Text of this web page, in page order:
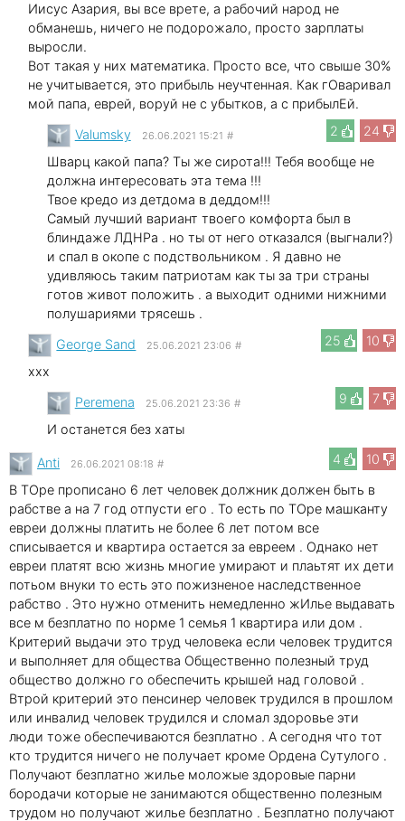
Иисус Азария, вы все врете, а рабочий народ не
обманешь, ничего не подорожало, просто зарплаты
выросли.
Вот такая у них математика. Просто все, что свыше 30%
не учитывается, это прибыль неучтенная. Как гОваривал
мой папа, еврей, воруй не с убытков, а с прибылЕй.
2
24
Valumsky 26.06.2021 15:21 #
Шварц какой папа? Ты же сирота!!! Тебя вообще не
должна интересовать эта тема !!!
Твое кредо из детдома в деддом!!!
Самый лучший вариант твоего комфорта был в
блиндаже ЛДНРа . но ты от него отказался (выгнали?)
и спал в окопе с подствольником . Я давно не
удивляюсь таким патриотам как ты за три страны
готов живот положить . а выходит одними нижними
полушариями трясешь .
25
10
George Sand 25.06.2021 23:06 #
xxx
9
7
Peremena 25.06.2021 23:36 #
И останется без хаты
4
10
Anti 26.06.2021 08:18 #
В ТОре прописано 6 лет человек должник должен быть в
рабстве а на 7 год отпусти его . То есть по ТОре машканту
евреи должны платить не более 6 лет потом все
списывается и квартира остается за евреем . Однако нет
евреи платят всю жизнь многие умирают и плаьтят их дети
потьом внуки то есть это пожизненое наследственное
рабство . Это нужно отменить немедленно жИлье выдавать
все м безплатно по норме 1 семья 1 квартира или дом .
Критерий выдачи это труд человека если человек трудится
и выполняет для общества Общественно полезный труд
общество должно го обеспечить крышей над головой .
Втрой критерий это пенсинер человек трудился в прошлом
или инвалид человек трудился и сломал здоровье эти
люди тоже обеспечиваются безплатно . А сегодня что тот
кто трудится ничего не получает кроме Ордена Сутулого .
Получают безплатно жилье моложые здоровые парни
бородачи которые не занимаются общественно полезным
трудом но получают жилье безплатно . Безплатно получают